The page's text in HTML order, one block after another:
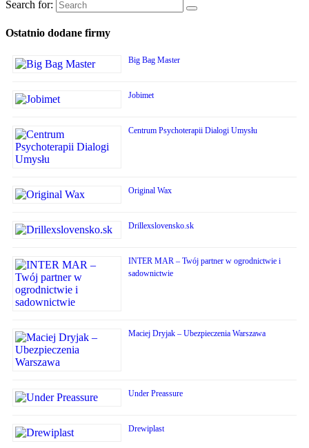
Search for:
Ostatnio dodane firmy
Big Bag Master
Jobimet
Centrum Psychoterapii Dialogi Umysłu
Original Wax
Drillexslovensko.sk
INTER MAR – Twój partner w ogrodnictwie i
sadownictwie
Maciej Dryjak – Ubezpieczenia Warszawa
Under Preassure
Drewiplast